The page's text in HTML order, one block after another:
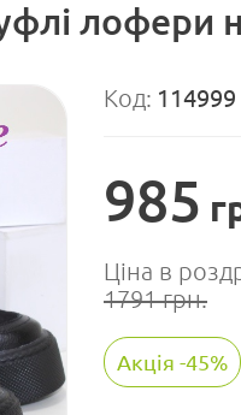
лофери
Код: 114999
985
Ціна в
1791грн.
Акція -45%